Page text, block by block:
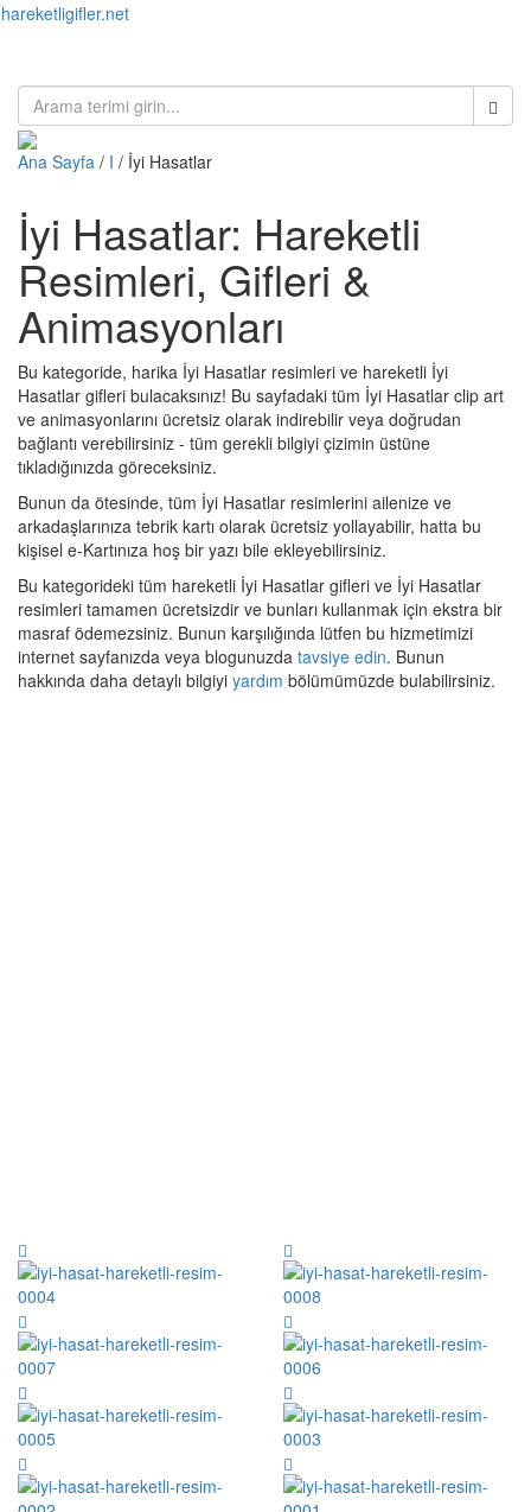
hareketligifler.net
Ana Sayfa / I / İyi Hasatlar
İyi Hasatlar: Hareketli
Resimleri, Gifleri &
Animasyonları
Bu kategoride, harika İyi Hasatlar resimleri ve hareketli İyi
Hasatlar gifleri bulacaksınız! Bu sayfadaki tüm İyi Hasatlar clip art
ve animasyonlarını ücretsiz olarak indirebilir veya doğrudan
bağlantı verebilirsiniz - tüm gerekli bilgiyi çizimin üstüne
tıkladığınızda göreceksiniz.
Bunun da ötesinde, tüm İyi Hasatlar resimlerini ailenize ve
arkadaşlarınıza tebrik kartı olarak ücretsiz yollayabilir, hatta bu
kişisel e-Kartınıza hoş bir yazı bile ekleyebilirsiniz.
Bu kategorideki tüm hareketli İyi Hasatlar gifleri ve İyi Hasatlar
resimleri tamamen ücretsizdir ve bunları kullanmak için ekstra bir
masraf ödemezsiniz. Bunun karşılığında lütfen bu hizmetimizi
internet sayfanızda veya blogunuzda tavsiye edin. Bunun
hakkında daha detaylı bilgiyi yardım bölümümüzde bulabilirsiniz.